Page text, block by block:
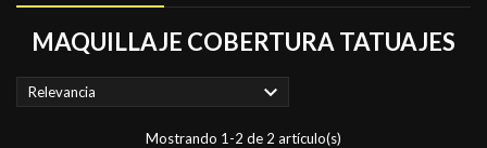
MAQUILLAJE COBERTURA TATUAJES
Relevancia 
Mostrando 1-2 de 2 artículo(s)